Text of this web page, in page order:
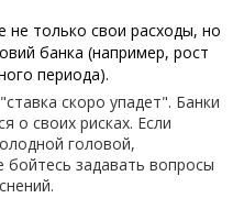
не только свои расходы, но
банка (например, рост
периода).
скоро упадет". Банки
о своих рисках. Если
головой,
бойтесь задавать вопросы